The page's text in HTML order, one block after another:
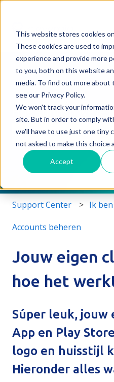
This website stores cookies
These cookies are used to
experience and provide more
to you, both on this website
media. To find out more about
see our Privacy Policy.
We won't track your
site. But in order to comply
we'll have to use just one tiny
not asked to make this choice
Accept
Hoe kunnen we je
Er zijn geen suggesties
Support Center Ik
Accounts beheren
Jouw eigen
hoe het
Súper leuk, jouw
App en Play
logo en huisstijl
Hieronder alles